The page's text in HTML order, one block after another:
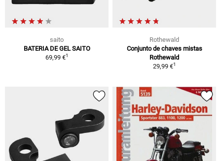
saito
BATERIA DE GEL SAITO
69,99 €1
Rothewald
Conjunto de chaves mistas
Rothewald
29,99 €1